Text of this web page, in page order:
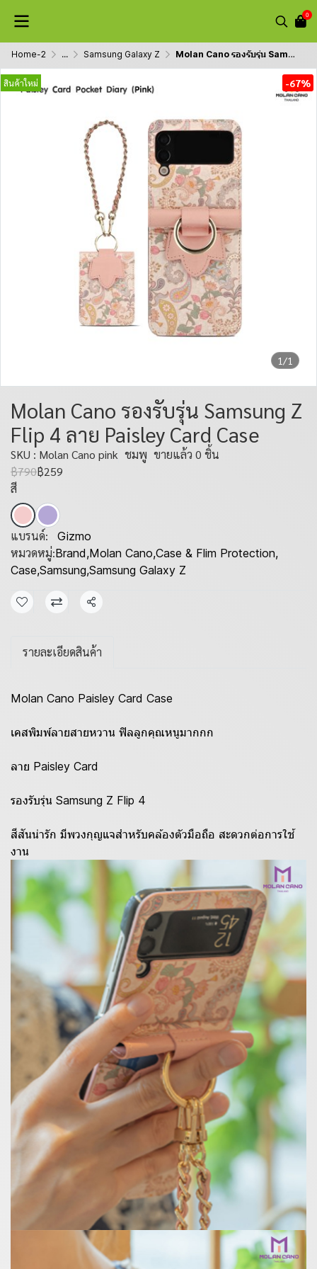
0
Home-2 ... Samsung Galaxy Z Molan Cano รองรับรุ่น Samsung Z Flip 4 ลาย Paisley Card Case
1/1
สินค้าใหม่ -67%
Molan Cano รองรับรุ่น Samsung Z
Flip 4 ลาย Paisley Card Case
SKU : Molan Cano pink ชมพู ขายแล้ว 0 ชิ้น
฿790฿259
สี
แบรนด์: Gizmo
หมวดหมู่:Brand,Molan Cano,Case & Flim Protection,
Case,Samsung,Samsung Galaxy Z
แชร์
รายละเอียดสินค้า
Molan Cano Paisley Card Case
เคสพิมพ์ลายสายหวาน ฟิลลูกคุณหนูมากกก
ลาย Paisley Card
รองรับรุ่น Samsung Z Flip 4
สีสันน่ารัก มีพวงกุญแจสำหรับคล้องตัวมือถือ สะดวกต่อการใช้
งาน